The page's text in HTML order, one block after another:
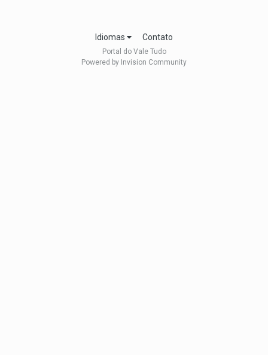
Idiomas Contato
Portal do Vale Tudo
Powered by Invision Community